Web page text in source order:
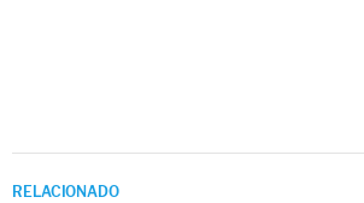
RELACIONADO